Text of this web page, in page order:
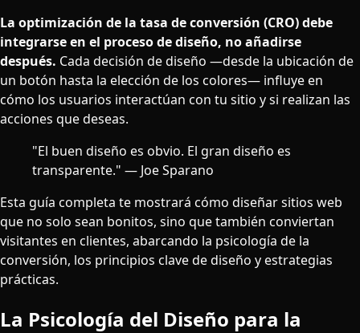
La optimización de la tasa de conversión (CRO) debe
integrarse en el proceso de diseño, no añadirse
después. Cada decisión de diseño —desde la ubicación de
un botón hasta la elección de los colores— influye en
cómo los usuarios interactúan con tu sitio y si realizan las
acciones que deseas.
"El buen diseño es obvio. El gran diseño es
transparente." — Joe Sparano
Esta guía completa te mostrará cómo diseñar sitios web
que no solo sean bonitos, sino que también conviertan
visitantes en clientes, abarcando la psicología de la
conversión, los principios clave de diseño y estrategias
prácticas.
La Psicología del Diseño para la